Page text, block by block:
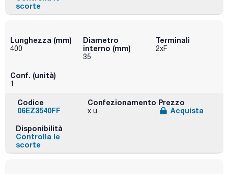
scorte
Lunghezza (mm)
400
Diametro
interno (mm)
35
Terminali
2xF
Conf. (unità)
1
Codice
06EZ3540FF
Confezionamento
x u.
Prezzo
Acquista
Disponibilità
Controlla le
scorte